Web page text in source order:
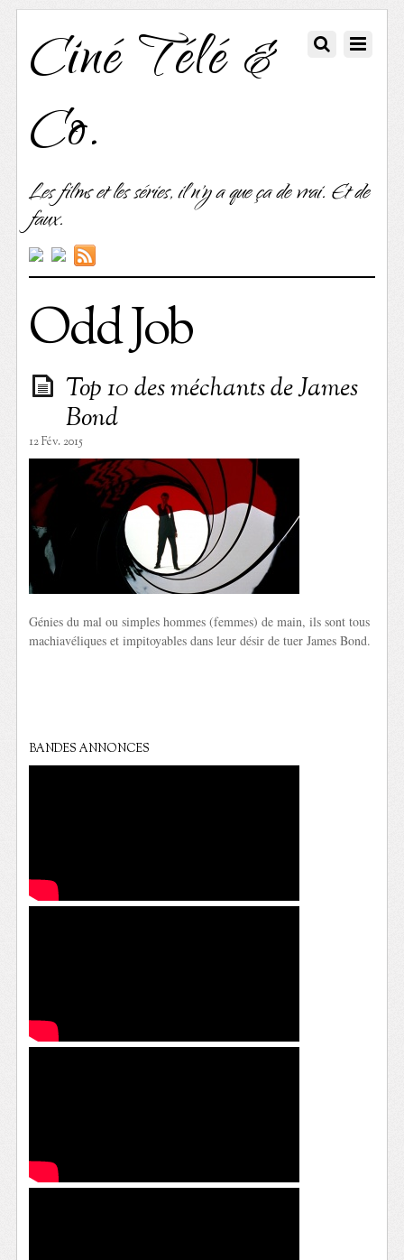
Ciné Télé &
Co.
Les films et les séries, il n'y a que ça de vrai. Et de
faux.
Odd Job
Top 10 des méchants de James
Bond
12 Fév. 2015
Génies du mal ou simples hommes (femmes) de main, ils sont tous
machiavéliques et impitoyables dans leur désir de tuer James Bond.
BANDES ANNONCES